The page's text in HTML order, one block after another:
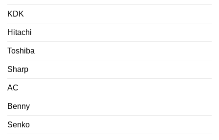
KDK
Hitachi
Toshiba
Sharp
AC
Benny
Senko